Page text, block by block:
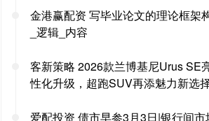
金港赢配资 写毕业论文的理论框架
_逻辑_内容
客新策略 2026款兰博基尼Urus SE
性化升级，超跑SUV再添魅力新选
爱配投资 债市早参3月3日|银行间